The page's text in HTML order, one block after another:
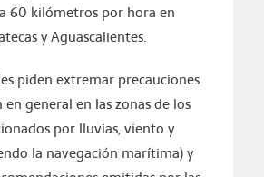
60 kilómetros por hora en
y Aguascalientes.
piden extremar precauciones
general en las zonas de los
por lluvias, viento y
la navegación marítima) y